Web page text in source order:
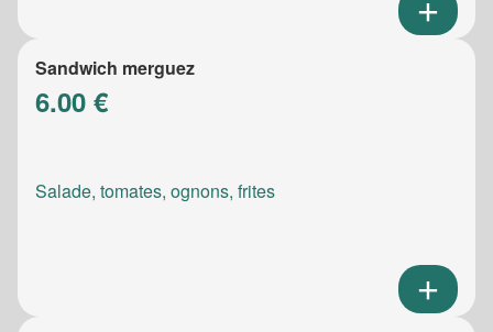
Sandwich merguez
6.00 €
Salade, tomates, ognons, frites